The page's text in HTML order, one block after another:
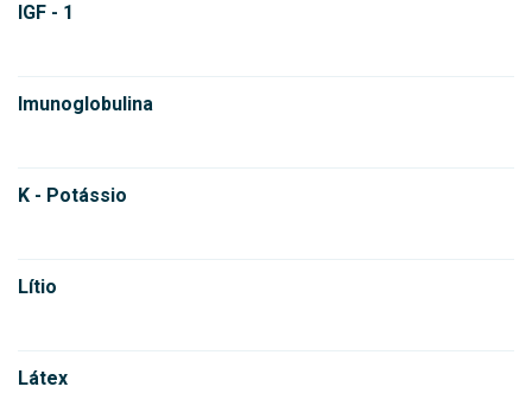
IGF - 1
Imunoglobulina
K - Potássio
Lítio
Látex